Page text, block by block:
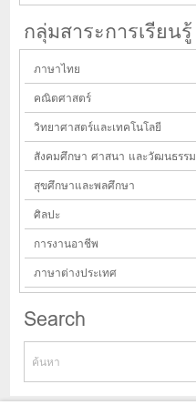
กลุ่มสาระการเรียนรู้
ภาษาไทย
คณิตศาสตร์
วิทยาศาสตร์และเทคโนโลยี
สังคมศึกษา ศาสนา และวัฒนธรรม
สุขศึกษาและพลศึกษา
ศิลปะ
การงานอาชีพ
ภาษาต่างประเทศ
Search